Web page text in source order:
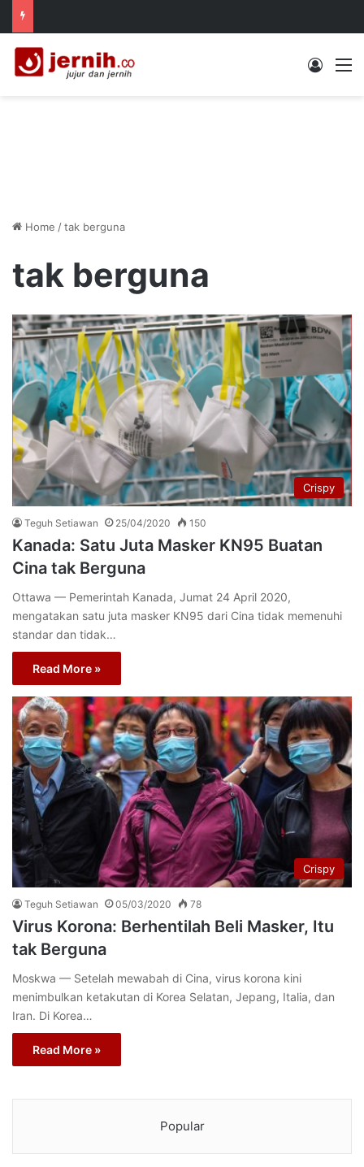
Log In
Home /tak berguna
tak berguna
Crispy
Teguh Setiawan 25/04/2020 150
Kanada: Satu Juta Masker KN95 Buatan
Cina tak Berguna
Ottawa — Pemerintah Kanada, Jumat 24 April 2020,
mengatakan satu juta masker KN95 dari Cina tidak memenuhi
standar dan tidak…
Read More »
Crispy
Teguh Setiawan 05/03/2020 78
Virus Korona: Berhentilah Beli Masker, Itu
tak Berguna
Moskwa — Setelah mewabah di Cina, virus korona kini
menimbulkan ketakutan di Korea Selatan, Jepang, Italia, dan
Iran. Di Korea…
Read More »
Popular